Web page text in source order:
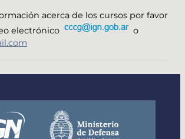
acerca de los cursos por favor
electrónico
o